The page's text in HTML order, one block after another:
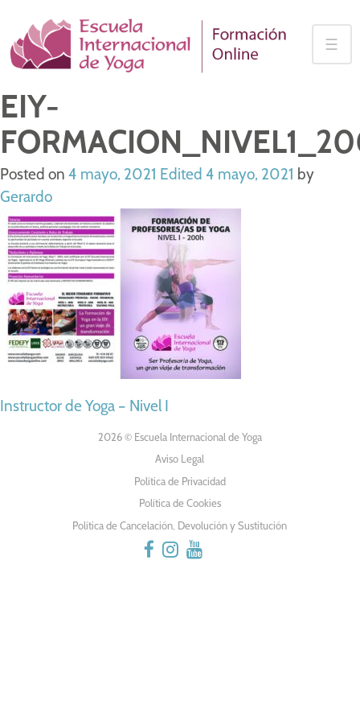
content
☰
EIY-
Posted on 4 mayo, 2021 Edited 4 mayo, 2021 by
Gerardo
NAVEGACIÓN
ENTRADAS
Instructor de Yoga – Nivel I
2026 © Escuela Internacional de Yoga
Aviso Legal
Política de Privacidad
Política de Cookies
Política de Cancelación, Devolución y Sustitución